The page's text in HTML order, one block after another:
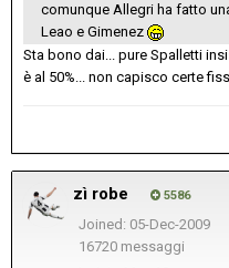
comunque Allegri ha fatto
Leao e Gimenez
Sta bono dai... pure Spalletti
è al 50%... non capisco certe
zì robe 5586
Joined: 05-Dec-2009
16720 messaggi